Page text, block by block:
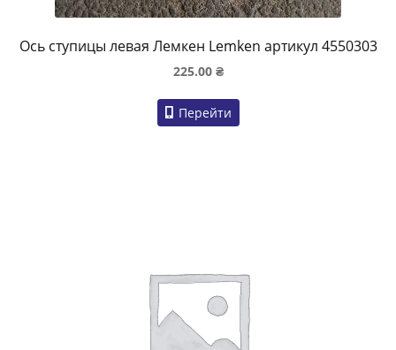
Ось ступицы левая Лемкен Lemken артикул 4550303
225.00 ₴
Перейти